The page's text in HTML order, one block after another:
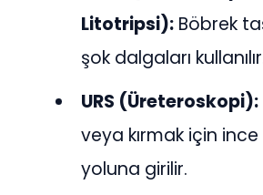
Litotripsi):Böbrek
şok dalgaları
URS (Üreteroskopi):
veya kırmak için
yoluna girilir.